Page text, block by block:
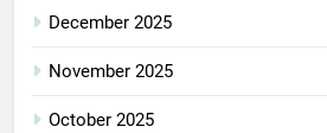
December 2025
November 2025
October 2025